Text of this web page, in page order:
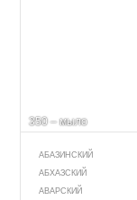
350 – мыло
АБАЗИНСКИЙ
АБХАЗСКИЙ
АВАРСКИЙ